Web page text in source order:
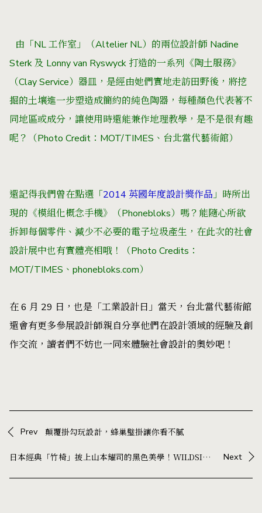
由「NL 工作室」（Altelier NL）的兩位設計師 Nadine
Sterk 及 Lonny van Ryswyck 打造的一系列《陶土服務》
（Clay Service）器皿，是經由她們實地走訪田野後，將挖
掘的土壤進一步塑造成簡約的純色陶器，每種顏色代表著不
同地區或成分，讓使用時還能兼作地理教學，是不是很有趣
呢？（Photo Credit：MOT/TIMES、台北當代藝術館）
還記得我們曾在點選「2014 英國年度設計獎作品」時所出
現的《模組化概念手機》（Phonebloks）嗎？能隨心所欲
拆卸每個零件、減少不必要的電子垃圾產生，在此次的社會
設計展中也有實體亮相哦！（Photo Credits：
MOT/TIMES、phonebloks.com）
在 6 月 29 日，也是「工業設計日」當天，台北當代藝術館
還會有更多參展設計師親自分享他們在設計領域的經驗及創
作交流，讀者們不妨也一同來體驗社會設計的奧妙吧！
Prev 顛覆掛勾玩設計，蜂巢璧掛讓你看不膩
日本經典「竹椅」披上山本耀司的黑色美學！WILDSIDE 攜手三越製作所，重新演繹近 90 年家具名作 Next